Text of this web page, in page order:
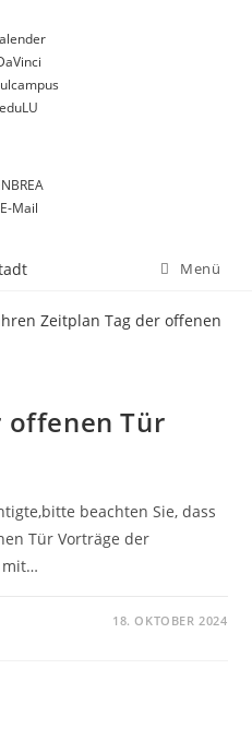
eduLU
E-Mail
Menü
offenen Tür
beachten Sie, dass
Tür Vorträge der
mit…
18. OKTOBER 2024